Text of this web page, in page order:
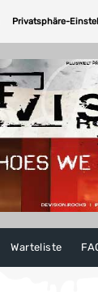
Privatsphäre-
Warteliste